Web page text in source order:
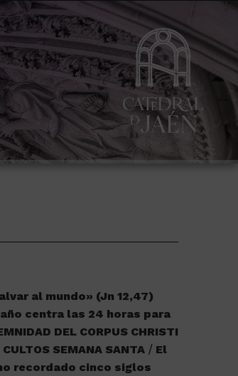
al mundo» (Jn 12,47)
centra las 24 horas para
DEL CORPUS CHRISTI
CULTOS SEMANA SANTA
El
recordado cinco siglos